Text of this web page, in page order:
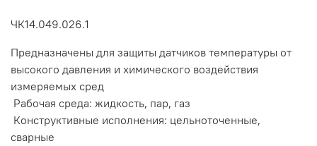
ЧК14.049.026.1
Предназначены для защиты датчиков температуры от
высокого давления и химического воздействия
измеряемых сред
Рабочая среда: жидкость, пар, газ
Конструктивные исполнения: цельноточенные,
сварные